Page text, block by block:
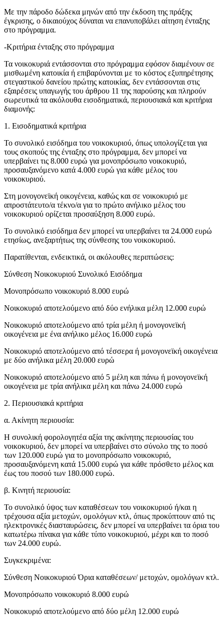
Με την πάροδο δώδεκα μηνών από την έκδοση της πράξης
έγκρισης, ο δικαιούχος δύναται να επανυποβάλει αίτηση ένταξης
στο πρόγραμμα.
-Κριτήρια ένταξης στο πρόγραμμα
Τα νοικοκυριά εντάσσονται στο πρόγραμμα εφόσον διαμένουν σε
μισθωμένη κατοικία ή επιβαρύνονται με το κόστος εξυπηρέτησης
στεγαστικού δανείου πρώτης κατοικίας, δεν εντάσσονται στις
εξαιρέσεις υπαγωγής του άρθρου 11 της παρούσης και πληρούν
σωρευτικά τα ακόλουθα εισοδηματικά, περιουσιακά και κριτήρια
διαμονής:
1. Εισοδηματικά κριτήρια
Το συνολικό εισόδημα του νοικοκυριού, όπως υπολογίζεται για
τους σκοπούς της ένταξης στο πρόγραμμα, δεν μπορεί να
υπερβαίνει τις 8.000 ευρώ για μονοπρόσωπο νοικοκυριό,
προσαυξανόμενο κατά 4.000 ευρώ για κάθε μέλος του
νοικοκυριού.
Στη μονογονεϊκή οικογένεια, καθώς και σε νοικοκυριό με
απροστάτευτο/α τέκνο/α για το πρώτο ανήλικο μέλος του
νοικοκυριού ορίζεται προσαύξηση 8.000 ευρώ.
Το συνολικό εισόδημα δεν μπορεί να υπερβαίνει τα 24.000 ευρώ
ετησίως, ανεξαρτήτως της σύνθεσης του νοικοκυριού.
Παρατίθενται, ενδεικτικά, οι ακόλουθες περιπτώσεις:
Σύνθεση Νοικοκυριού Συνολικό Εισόδημα
Μονοπρόσωπο νοικοκυριό 8.000 ευρώ
Νοικοκυριό αποτελούμενο από δύο ενήλικα μέλη 12.000 ευρώ
Νοικοκυριό αποτελούμενο από τρία μέλη ή μονογονεϊκή
οικογένεια με ένα ανήλικο μέλος 16.000 ευρώ
Νοικοκυριό αποτελούμενο από τέσσερα ή μονογονεϊκή οικογένεια
με δύο ανήλικα μέλη 20.000 ευρώ
Νοικοκυριό αποτελούμενο από 5 μέλη και πάνω ή μονογονεϊκή
οικογένεια με τρία ανήλικα μέλη και πάνω 24.000 ευρώ
2. Περιουσιακά κριτήρια
α. Ακίνητη περιουσία:
Η συνολική φορολογητέα αξία της ακίνητης περιουσίας του
νοικοκυριού, δεν μπορεί να υπερβαίνει στο σύνολο της το ποσό
των 120.000 ευρώ για το μονοπρόσωπο νοικοκυριό,
προσαυξανόμενη κατά 15.000 ευρώ για κάθε πρόσθετο μέλος και
έως του ποσού των 180.000 ευρώ.
β. Κινητή περιουσία:
Το συνολικό ύψος των καταθέσεων του νοικοκυριού ή/και η
τρέχουσα αξία μετοχών, ομολόγων κτλ, όπως προκύπτουν από τις
ηλεκτρονικές διασταυρώσεις, δεν μπορεί να υπερβαίνει τα όρια του
κατωτέρω πίνακα για κάθε τύπο νοικοκυριού, μέχρι και το ποσό
των 24.000 ευρώ.
Συγκεκριμένα:
Σύνθεση Νοικοκυριού Όρια καταθέσεων/ μετοχών, ομολόγων κτλ.
Μονοπρόσωπο νοικοκυριό 8.000 ευρώ
Νοικοκυριό αποτελούμενο από δύο μέλη 12.000 ευρώ